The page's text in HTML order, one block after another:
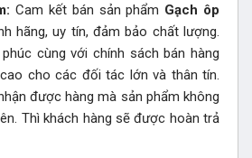
Cam kết bán sản phẩm Gạch ôp
hãng, uy tín, đảm bảo chất lượng.
cùng với chính sách bán hàng
cho các đối tác lớn và thân tín.
được hàng mà sản phẩm không
Thì khách hàng sẽ được hoàn trả